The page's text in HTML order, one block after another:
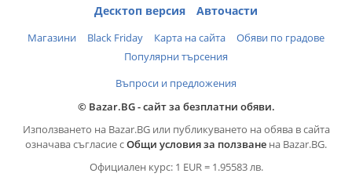
Десктоп версия
Авточасти
Магазини Black Friday Карта на сайта
Обяви по градове
Популярни търсения
Въпроси и предложения
© Bazar.BG - сайт за безплатни обяви.
Използването на Bazar.BG или публикуването на обява в сайта
означава съгласие сОбщи условия за ползване на Bazar.BG.
Официален курс: 1 EUR = 1.95583 лв.